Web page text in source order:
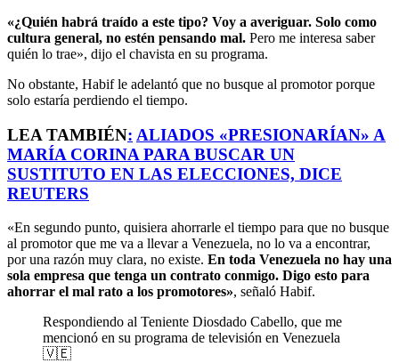
«¿Quién habrá traído a este tipo? Voy a averiguar. Solo como
cultura general, no estén pensando mal. Pero me interesa saber
quién lo trae», dijo el chavista en su programa.
No obstante, Habif le adelantó que no busque al promotor porque
solo estaría perdiendo el tiempo.
LEA TAMBIÉN: ALIADOS «PRESIONARÍAN» A
MARÍA CORINA PARA BUSCAR UN
SUSTITUTO EN LAS ELECCIONES, DICE
REUTERS
«En segundo punto, quisiera ahorrarle el tiempo para que no busque
al promotor que me va a llevar a Venezuela, no lo va a encontrar,
por una razón muy clara, no existe. En toda Venezuela no hay una
sola empresa que tenga un contrato conmigo. Digo esto para
ahorrar el mal rato a los promotores», señaló Habif.
Respondiendo al Teniente Diosdado Cabello, que me
mencionó en su programa de televisión en Venezuela
🇻🇪